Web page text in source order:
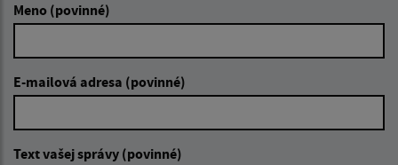
Meno (povinné)
E-mailová adresa (povinné)
Text vašej správy (povinné)